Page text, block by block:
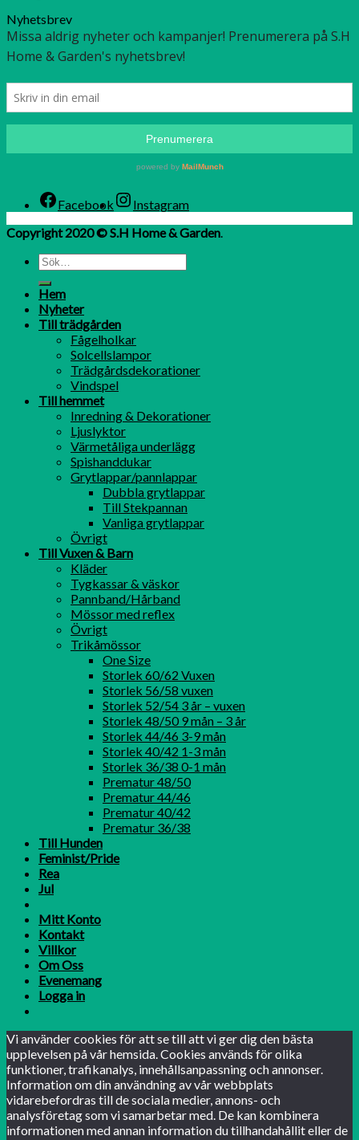
Nyhetsbrev
Facebook
Instagram
Copyright 2020 © S.H Home & Garden.
Hem
Nyheter
Till trädgården
Fågelholkar
Solcellslampor
Trädgårdsdekorationer
Vindspel
Till hemmet
Inredning & Dekorationer
Ljuslyktor
Värmetåliga underlägg
Spishanddukar
Grytlappar/pannlappar
Dubbla grytlappar
Till Stekpannan
Vanliga grytlappar
Övrigt
Till Vuxen & Barn
Kläder
Tygkassar & väskor
Pannband/Hårband
Mössor med reflex
Övrigt
Trikåmössor
One Size
Storlek 60/62 Vuxen
Storlek 56/58 vuxen
Storlek 52/54 3 år – vuxen
Storlek 48/50 9 mån – 3 år
Storlek 44/46 3-9 mån
Storlek 40/42 1-3 mån
Storlek 36/38 0-1 mån
Prematur 48/50
Prematur 44/46
Prematur 40/42
Prematur 36/38
Till Hunden
Feminist/Pride
Rea
Jul
Mitt Konto
Kontakt
Villkor
Om Oss
Evenemang
Logga in
Vi använder cookies för att se till att vi ger dig den bästa
upplevelsen på vår hemsida. Cookies används för olika
funktioner, trafikanalys, innehållsanpassning och annonser.
Information om din användning av vår webbplats
vidarebefordras till de sociala medier, annons- och
analysföretag som vi samarbetar med. De kan kombinera
informationen med annan information du tillhandahållit eller de